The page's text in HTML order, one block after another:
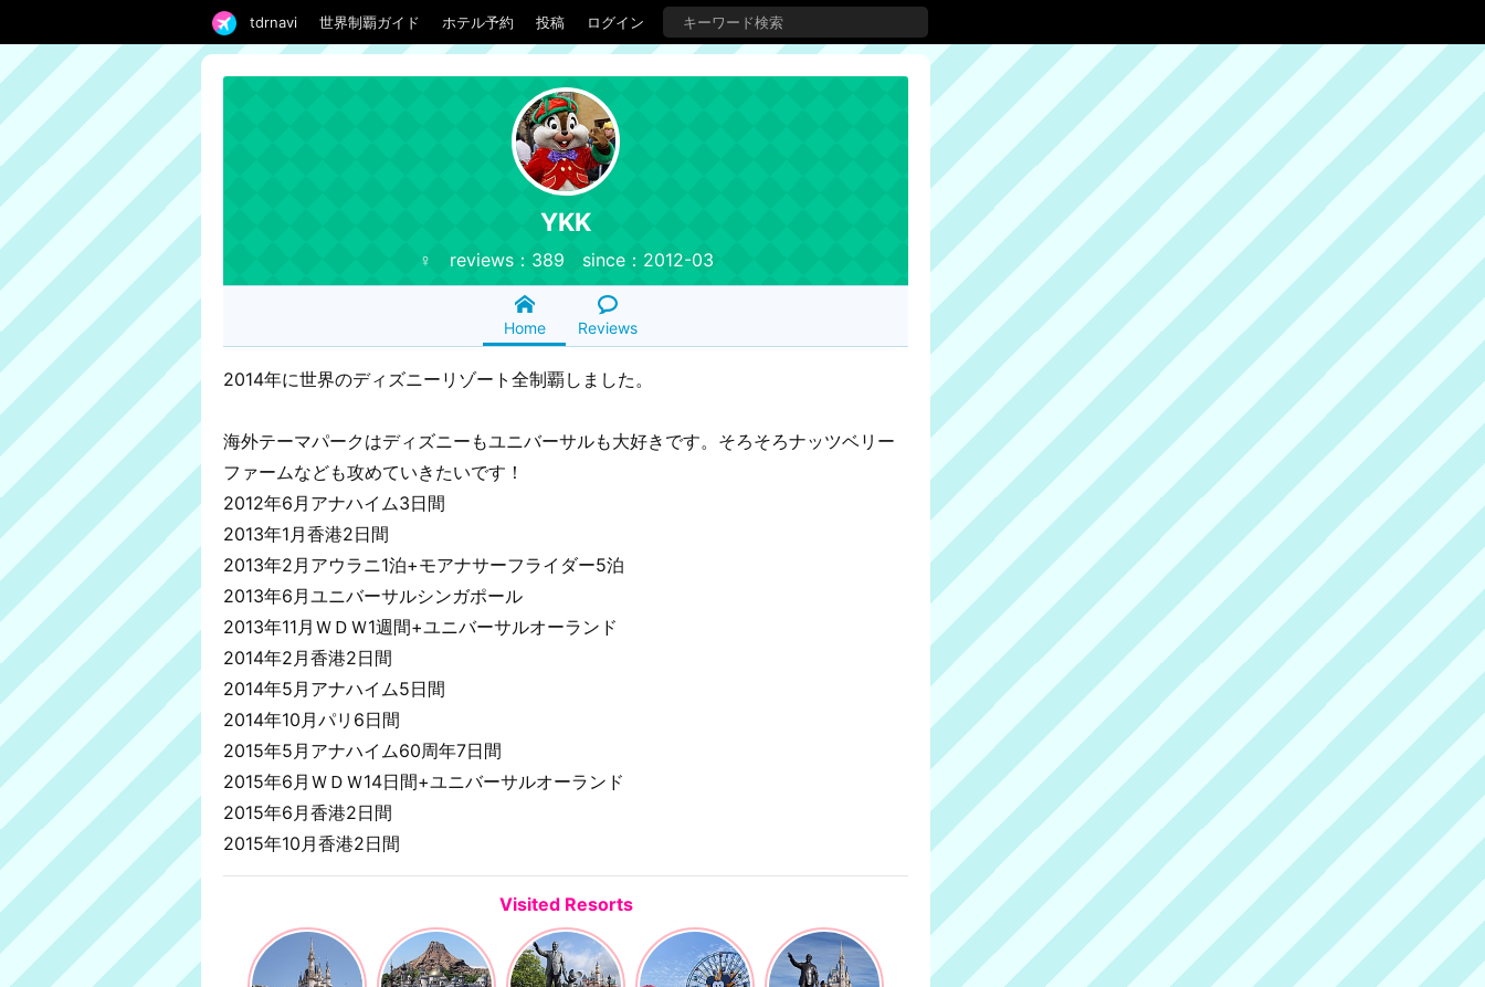
tdrnavi 世界制覇ガイド ホテル予約 投稿 ログイン
YKK
♀ reviews：389 since：2012-03
Home Reviews
2014年に世界のディズニーリゾート全制覇しました。
海外テーマパークはディズニーもユニバーサルも大好きです。そろそろナッツベリー
ファームなども攻めていきたいです！
2012年6月アナハイム3日間
2013年1月香港2日間
2013年2月アウラニ1泊+モアナサーフライダー5泊
2013年6月ユニバーサルシンガポール
2013年11月ＷＤＷ1週間+ユニバーサルオーランド
2014年2月香港2日間
2014年5月アナハイム5日間
2014年10月パリ6日間
2015年5月アナハイム60周年7日間
2015年6月ＷＤＷ14日間+ユニバーサルオーランド
2015年6月香港2日間
2015年10月香港2日間
Visited Resorts